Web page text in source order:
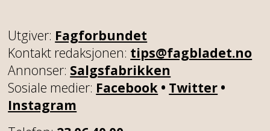
Utgiver: Fagforbundet
Kontakt redaksjonen: tips@fagbladet.no
Annonser: Salgsfabrikken
Sosiale medier: Facebook • Twitter •
Instagram